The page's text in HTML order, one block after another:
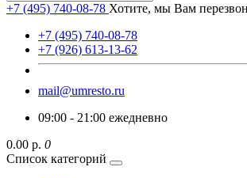
+7 (495) 740-08-78 Хотите, мы Вам
+7 (495) 740-08-78
+7 (926) 613-13-62
mail@umresto.ru
09:00 - 21:00 ежедневно
0.00 р. 0
Список категорий